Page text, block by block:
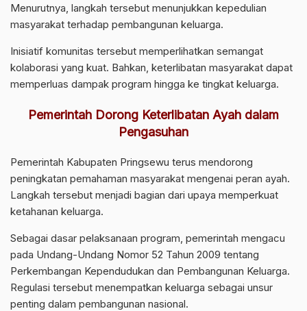
Menurutnya, langkah tersebut menunjukkan kepedulian
masyarakat terhadap pembangunan keluarga.
Inisiatif komunitas tersebut memperlihatkan semangat
kolaborasi yang kuat. Bahkan, keterlibatan masyarakat dapat
memperluas dampak program hingga ke tingkat keluarga.
Pemerintah Dorong Keterlibatan Ayah dalam
Pengasuhan
Pemerintah Kabupaten Pringsewu terus mendorong
peningkatan pemahaman masyarakat mengenai peran ayah.
Langkah tersebut menjadi bagian dari upaya memperkuat
ketahanan keluarga.
Sebagai dasar pelaksanaan program, pemerintah mengacu
pada Undang-Undang Nomor 52 Tahun 2009 tentang
Perkembangan Kependudukan dan Pembangunan Keluarga.
Regulasi tersebut menempatkan keluarga sebagai unsur
penting dalam pembangunan nasional.